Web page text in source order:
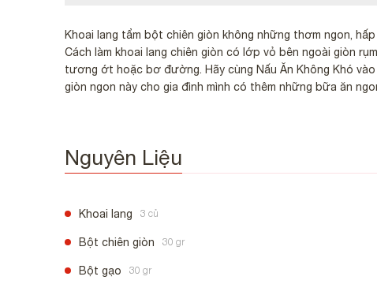
Khoai lang tẩm bột chiên giòn không những thơm ngon,
Cách làm khoai lang chiên giòn có lớp vỏ bên ngoài giòn
tương ớt hoặc bơ đường. Hãy cùng Nấu Ăn Không Khó
giòn ngon này cho gia đình mình có thêm những bữa ăn
Nguyên Liệu
Khoai lang 3 củ
Bột chiên giòn 30 gr
Bột gạo 30 gr